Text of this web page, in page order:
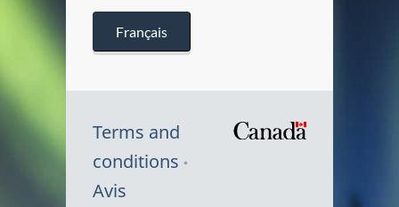
Français
Terms and
conditions
Avis